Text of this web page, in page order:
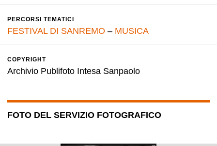
PERCORSI TEMATICI
FESTIVAL DI SANREMO – MUSICA
COPYRIGHT
Archivio Publifoto Intesa Sanpaolo
FOTO DEL SERVIZIO FOTOGRAFICO